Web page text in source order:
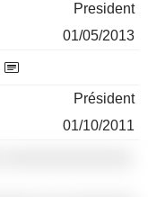
President
01/05/2013
Président
01/10/2011